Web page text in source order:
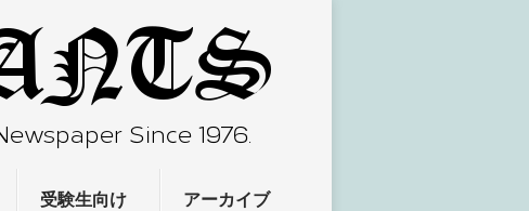
受験生向け アーカイブ